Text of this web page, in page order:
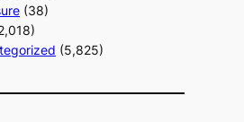
(38)
(5,825)